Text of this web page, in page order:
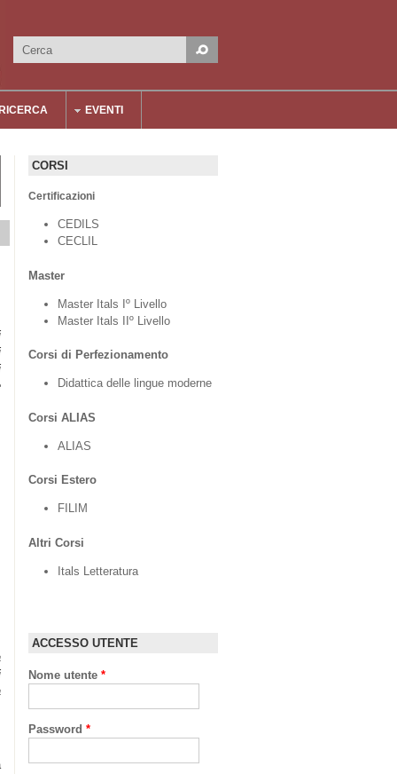
Form di ricerca
Cerca
RICERCA EVENTI
CORSI
Certificazioni
CEDILS
CECLIL
Master
Master Itals Iº Livello
Master Itals IIº Livello
Corsi di Perfezionamento
Didattica delle lingue moderne
Corsi ALIAS
ALIAS
Corsi Estero
FILIM
Altri Corsi
Itals Letteratura
ACCESSO UTENTE
Nome utente *
Password *